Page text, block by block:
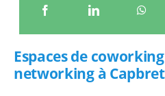
Espaces de
networking à